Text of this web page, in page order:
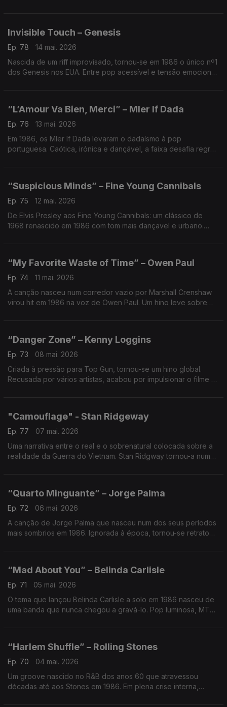
Invisible Touch – Genesis
Ep. 78
14 mai. 2026
Nascida de um riff improvisado, tornou-se em 1986 o único nº1
dos Genesis nos EUA. Entre pop acessível e tensão emocional,
“L’Amour Va Bien, Merci” – Mler If Dada
Ep. 76
13 mai. 2026
Em 1986, os Mler If Dada levaram o dadaísmo à pop
portuguesa. Caótica, irónica e dançável, a faixa desafia regras
“Suspicious Minds” – Fine Young Cannibals
Ep. 75
12 mai. 2026
De Elvis Presley aos Fine Young Cannibals: um clássico de
1968 renascido em 1986 com tom mais dançavel e urbano.
“My Favorite Waste of Time” – Owen Paul
Ep. 74
11 mai. 2026
A canção nasceu num corredor vazio por Marshall Crenshaw
virou hit em 1986 na voz de Owen Paul. Um hino leve sobre
“Danger Zone” – Kenny Loggins
Ep. 73
08 mai. 2026
Criada à pressão para Top Gun, tornou-se um hino global.
Recusada por vários artistas, acabou por impulsionar o filme e
"Camouflage" - Stan Ridgeway
Ep. 77
07 mai. 2026
Uma narrativa entre o real e o sobrenatural colocada sobre a
realidade da Guerra do Vietnam. Stan Ridgway tornou-a num
“Quarto Minguante” – Jorge Palma
Ep. 72
06 mai. 2026
A canção de Jorge Palma que nasceu num dos seus períodos
mais sombrios em 1986. Ignorada à época, tornou-se retrato
“Mad About You” – Belinda Carlisle
Ep. 71
05 mai. 2026
O tema que lançou Belinda Carlisle a solo em 1986 nasceu de
uma banda que nunca chegou a gravá-lo. Pop luminosa, MTV
“Harlem Shuffle” – Rolling Stones
Ep. 70
04 mai. 2026
Um groove nascido no R&B dos anos 60 que atravessou
décadas até aos Stones em 1986. Em plena crise interna,